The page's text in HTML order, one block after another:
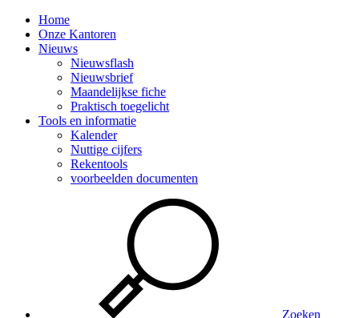
Home
Onze Kantoren
Nieuws
Nieuwsflash
Nieuwsbrief
Maandelijkse fiche
Praktisch toegelicht
Tools en informatie
Kalender
Nuttige cijfers
Rekentools
voorbeelden documenten
Zoeken